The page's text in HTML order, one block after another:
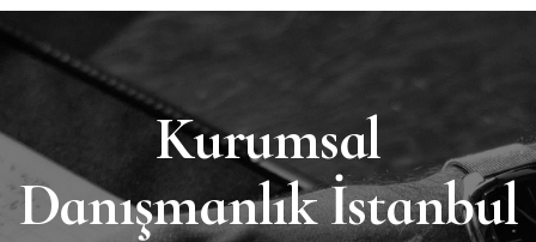
Kurumsal
Danışmanlık İstanbul